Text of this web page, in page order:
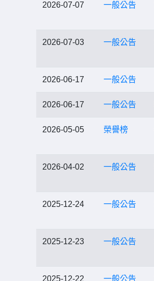
2026-07-07 一般公告
2026-07-03 一般公告
2026-06-17 一般公告
2026-06-17 一般公告
2026-05-05 榮譽榜
2026-04-02 一般公告
2025-12-24 一般公告
2025-12-23 一般公告
2025-12-22 一般公告